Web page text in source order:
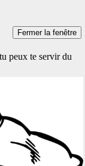
peux te servir du